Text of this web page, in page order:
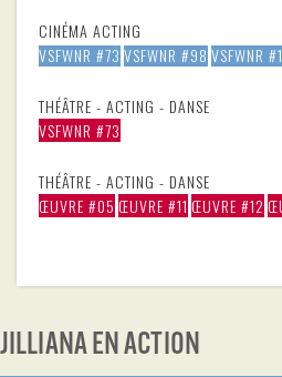
CINÉMA ACTING
VSFWNR #73 VSFWNR #98 VSFWNR
THÉÂTRE - ACTING - DANSE
VSFWNR #73
THÉÂTRE - ACTING - DANSE
ŒUVRE #05 ŒUVRE #11 ŒUVRE #12
JILLIANA EN ACTION